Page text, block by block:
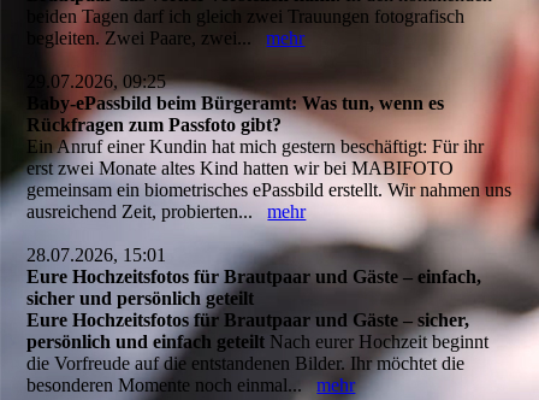
beiden Tagen darf ich gleich zwei Trauungen fotografisch
begleiten. Zwei Paare, zwei...mehr
29.07.2026, 09:25
Baby-ePassbild beim Bürgeramt: Was tun, wenn es
Rückfragen zum Passfoto gibt?
Ein Anruf einer Kundin hat mich gestern beschäftigt: Für ihr
erst zwei Monate altes Kind hatten wir bei MABIFOTO
gemeinsam ein biometrisches ePassbild erstellt. Wir nahmen uns
ausreichend Zeit, probierten...mehr
28.07.2026, 15:01
Eure Hochzeitsfotos für Brautpaar und Gäste – einfach,
sicher und persönlich geteilt
Eure Hochzeitsfotos für Brautpaar und Gäste – sicher,
persönlich und einfach geteilt Nach eurer Hochzeit beginnt
die Vorfreude auf die entstandenen Bilder. Ihr möchtet die
besonderen Momente noch einmal...mehr